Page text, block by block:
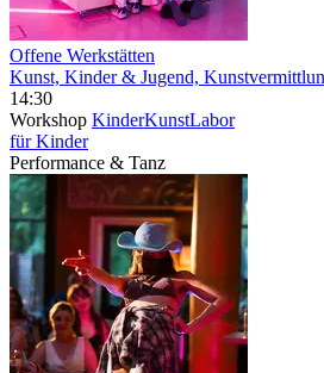
Offene Werkstätten
Kunst, Kinder & Jugend,
14:30
Workshop KinderKunstLabor
für Kinder
Performance & Tanz